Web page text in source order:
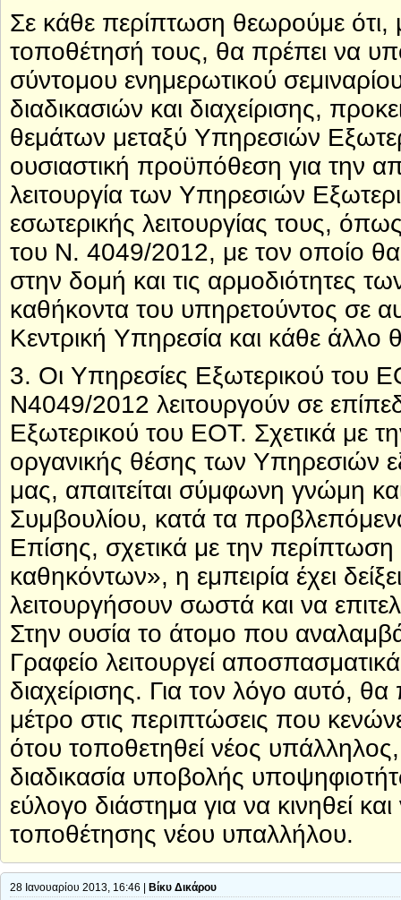
Σε κάθε περίπτωση θεωρούμε ότι,
τοποθέτησή τους, θα πρέπει να
σύντομου ενημερωτικού
διαδικασιών και διαχείρισης,
θεμάτων μεταξύ Υπηρεσιών
ουσιαστική προϋπόθεση για την
λειτουργία των Υπηρεσιών
εσωτερικής λειτουργίας τους,
του Ν. 4049/2012, με τον οποίο
στην δομή και τις αρμοδιότητες
καθήκοντα του υπηρετούντος σε
Κεντρική Υπηρεσία και κάθε άλλο
3. Οι Υπηρεσίες Εξωτερικού
Ν4049/2012 λειτουργούν σε
Εξωτερικού του ΕΟΤ. Σχετικά με
οργανικής θέσης των Υπηρεσιών
μας, απαιτείται σύμφωνη γνώμη
Συμβουλίου, κατά τα
Επίσης, σχετικά με την
καθηκόντων», η εμπειρία έχει
λειτουργήσουν σωστά και να
Στην ουσία το άτομο που
Γραφείο λειτουργεί
διαχείρισης. Για τον λόγο αυτό,
μέτρο στις περιπτώσεις που
ότου τοποθετηθεί νέος
διαδικασία υποβολής
εύλογο διάστημα για να κινηθεί
τοποθέτησης νέου υπαλλήλου.
28 Ιανουαρίου 2013, 16:46 | Βίκυ Δικάρου